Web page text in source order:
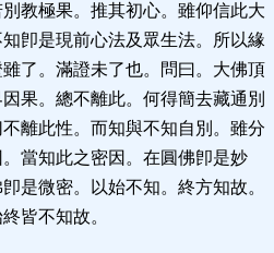
教極果。推其初心。雖仰信此大
卽是現前心法及眾生法。所以緣
了。滿證未了也。問曰。大佛頂
果。總不離此。何得簡去藏通別
離此性。而知與不知自別。雖分
當知此之密因。在圓佛卽是妙
是微密。以始不知。終方知故。
皆不知故。